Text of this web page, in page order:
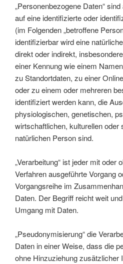
„Personenbezogene Daten“
auf eine identifizierte oder
(im Folgenden „betroffene
identifizierbar wird eine
direkt oder indirekt,
einer Kennung wie einem
zu Standortdaten, zu einer
oder zu einem oder mehreren
identifiziert werden kann, die
physiologischen, genetischen,
wirtschaftlichen, kulturellen oder
natürlichen Person sind.
„Verarbeitung“ ist jeder mit oder
Verfahren ausgeführte Vorgang
Vorgangsreihe im
Daten. Der Begriff reicht weit
Umgang mit Daten.
„Pseudonymisierung“ die
Daten in einer Weise, dass die
ohne Hinzuziehung zusätzlicher